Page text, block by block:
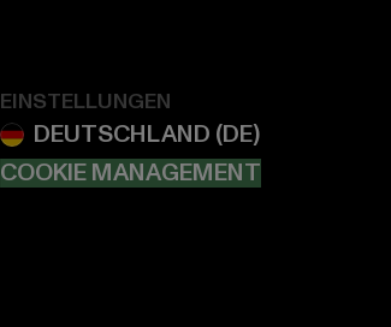
EINSTELLUNGEN
COOKIE MANAGEMENT